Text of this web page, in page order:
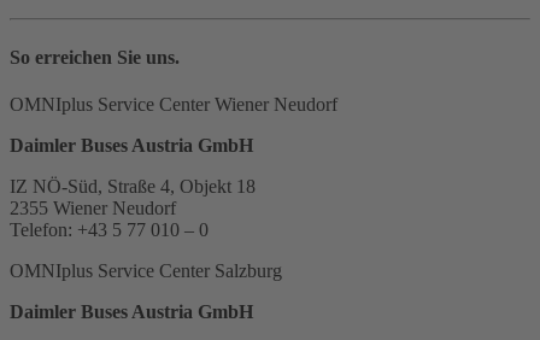
So erreichen Sie uns.
OMNIplus Service Center Wiener Neudorf
Daimler Buses Austria GmbH
IZ NÖ-Süd, Straße 4, Objekt 18
2355 Wiener Neudorf
Telefon: +43 5 77 010 – 0
OMNIplus Service Center Salzburg
Daimler Buses Austria GmbH